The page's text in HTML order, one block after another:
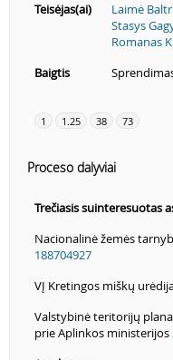
Teisėjas(ai)
Laimė
Stasys
Romanas
Baigtis
1 1.25 38 73
Proceso dalyviai
Trečiasis suinteresuotas
Nacionalinė žemės
188704927
VĮ Kretingos miškų
Valstybinė teritorijų
prie Aplinkos ministerijos